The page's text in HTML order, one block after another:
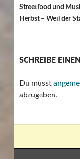
Streetfood und
Herbst – Weil der
SCHREIBE
Du musst
abzugeben.